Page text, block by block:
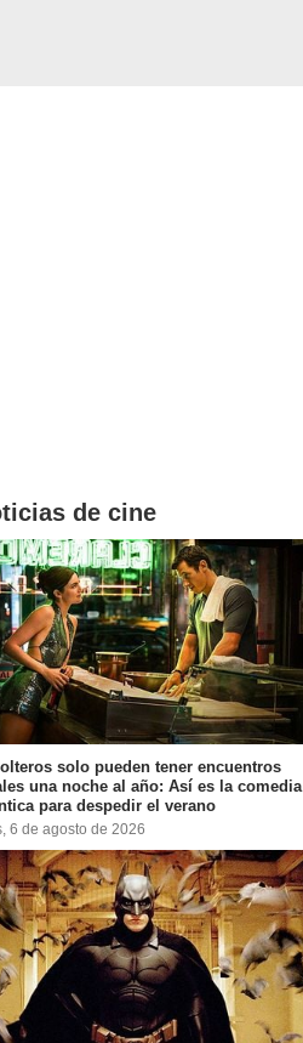
de cine
solo pueden tener encuentros
una noche al año: Así es la comedia
para despedir el verano
6 de agosto de 2026